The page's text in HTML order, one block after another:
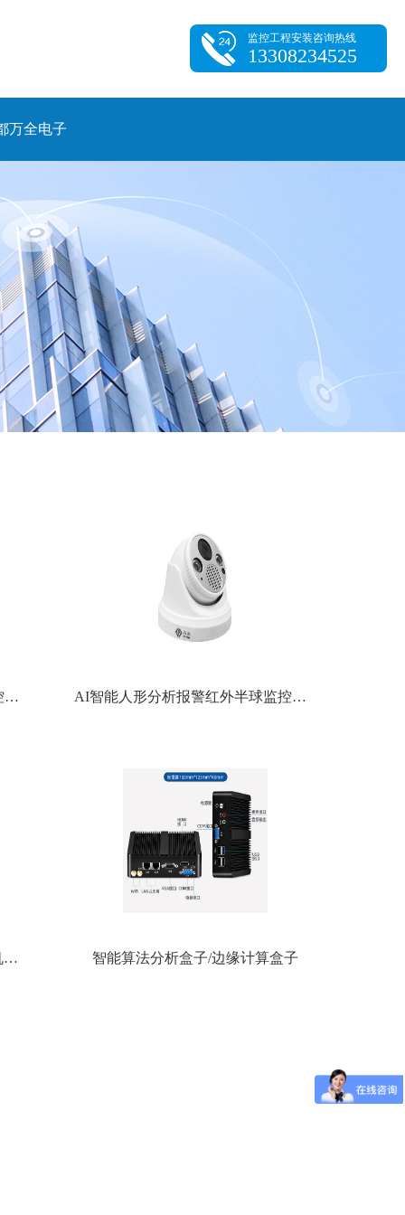
监控工程安装咨询热线
13308234525
万全电子
AI智能人形报警下挂全彩枪式监控摄像机 AI智能人形分析报警红外半球监控摄像机
智能人形报警全彩枪式监控摄像机（ZA-Q69-2AWS) 智能算法分析盒子/边缘计算盒子